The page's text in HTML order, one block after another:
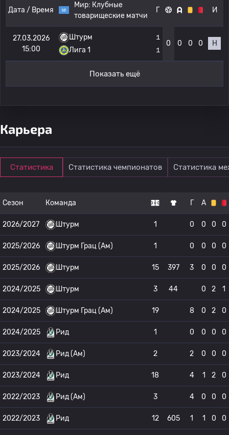
Дата / Время
Мир: Клубные
товарищеские матчи
Г И
27.03.2026
15:00
Штурм
Лига 1
1
1
0 0 0 0 Н
Показать ещё
Карьера
Статистика Статистика чемпионатов Статистика
Сезон Команда Г А
2026/2027 Штурм 1 0 0 0 0
2025/2026 Штурм Грац (Ам) 1 0 0 0 0
2025/2026 Штурм 15 397 3 0 0 0
2024/2025 Штурм 3 44 0 2 1
2024/2025 Штурм Грац (Ам) 19 8 0 2 0
2024/2025 Рид 1 0 0 0 0
2023/2024 Рид (Ам) 2 2 0 0 0
2023/2024 Рид 18 4 1 2 0
2022/2023 Рид (Ам) 3 4 0 0 0
2022/2023 Рид 12 605 1 1 0 0